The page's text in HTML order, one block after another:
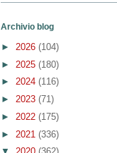
Archivio blog
► 2026 (104)
► 2025 (180)
► 2024 (116)
► 2023 (71)
► 2022 (175)
► 2021 (336)